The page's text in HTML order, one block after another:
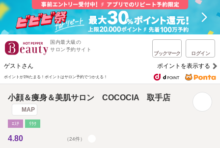
国内最大級の
サロン予約サイト
ブックマーク ログイン
ゲストさん ポイントを表示する
ポイントが1%たまる！ ポイントはサロン予約でつかえる！
小顔＆痩身＆美肌サロン COCOCIA 取手店
MAP
ｴｽﾃ ﾘﾗｸ
4.80 （24件）